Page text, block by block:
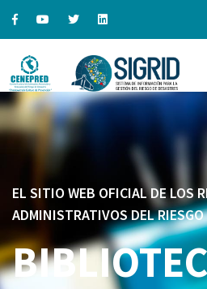
EL SITIO WEB OFICIAL DE LOS
ADMINISTRATIVOS DEL RIESGO